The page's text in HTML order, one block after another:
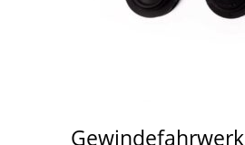
Gewindefahrwerk